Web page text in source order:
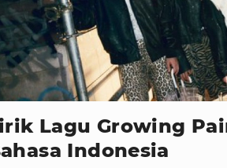
Lagu Growing
Indonesia